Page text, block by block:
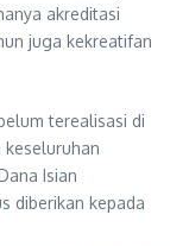
akreditasi
juga kekreatifan
terealisasi di
keseluruhan
Isian
diberikan kepada